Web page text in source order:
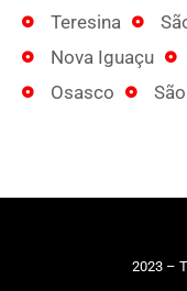
Teresina
Nova Iguaçu
Osasco
2023 –